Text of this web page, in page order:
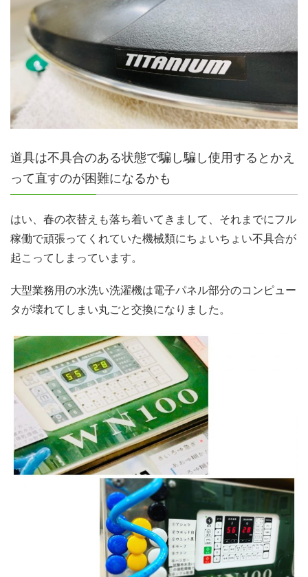
道具は不具合のある状態で騙し騙し使用するとかえ
って直すのが困難になるかも
はい、春の衣替えも落ち着いてきまして、それまでにフル
稼働で頑張ってくれていた機械類にちょいちょい不具合が
起こってしまっています。
大型業務用の水洗い洗濯機は電子パネル部分のコンピュー
タが壊れてしまい丸ごと交換になりました。